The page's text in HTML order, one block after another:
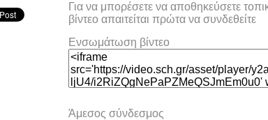
Για να μπορέσετε να αποθηκεύσετε
βίντεο απαιτείται πρώτα να συνδεθείτε
Ενσωμάτωση βίντεο
Άμεσος σύνδεσμος